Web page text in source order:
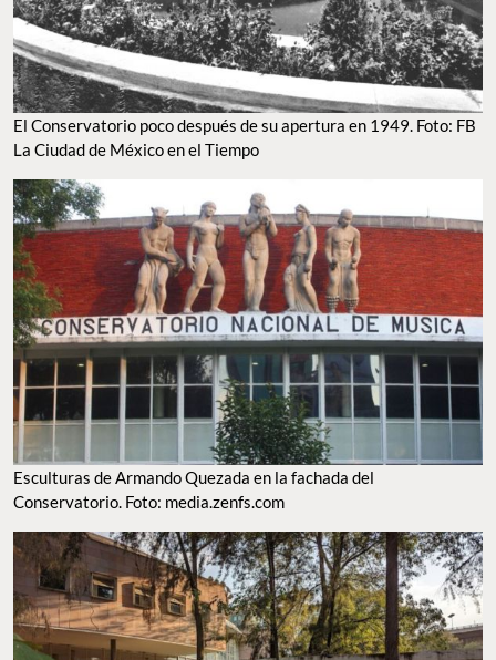
El Conservatorio poco después de su apertura en 1949. Foto: FB
La Ciudad de México en el Tiempo
Esculturas de Armando Quezada en la fachada del
Conservatorio. Foto: media.zenfs.com